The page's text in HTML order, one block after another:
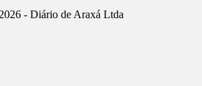
- Diário de Araxá Ltda